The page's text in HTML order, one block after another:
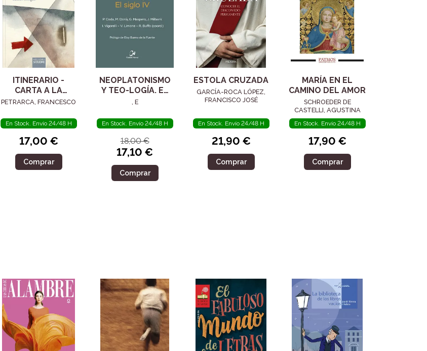
ITINERARIO -
CARTA A LA
POSTERIDAD
PETRARCA, FRANCESCO
En Stock. Envío 24/48 H
17,00 €
Comprar
NEOPLATONISMO
Y TEO-LOGÍA. EL
SIGLO IV
, E
En Stock. Envío 24/48 H
18,00 €
17,10 €
Comprar
ESTOLA CRUZADA
GARCÍA-ROCA LÓPEZ,
FRANCISCO JOSÉ
En Stock. Envío 24/48 H
21,90 €
Comprar
MARÍA EN EL
CAMINO DEL AMOR
SCHROEDER DE
CASTELLI, AGUSTINA
En Stock. Envío 24/48 H
17,90 €
Comprar